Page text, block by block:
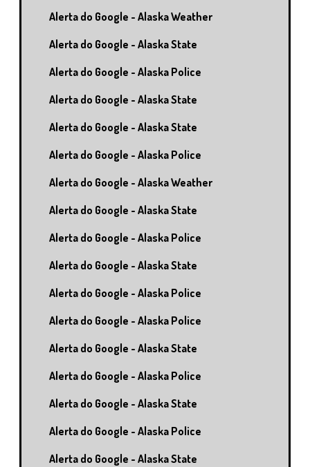
Alerta do Google - Alaska Weather
Alerta do Google - Alaska State
Alerta do Google - Alaska Police
Alerta do Google - Alaska State
Alerta do Google - Alaska State
Alerta do Google - Alaska Police
Alerta do Google - Alaska Weather
Alerta do Google - Alaska State
Alerta do Google - Alaska Police
Alerta do Google - Alaska State
Alerta do Google - Alaska Police
Alerta do Google - Alaska Police
Alerta do Google - Alaska State
Alerta do Google - Alaska Police
Alerta do Google - Alaska State
Alerta do Google - Alaska Police
Alerta do Google - Alaska State